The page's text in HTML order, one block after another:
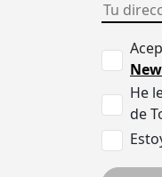
He
de